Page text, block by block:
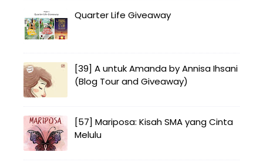
Quarter Life Giveaway
[39] A untuk Amanda by Annisa Ihsani
(Blog Tour and Giveaway)
[57] Mariposa: Kisah SMA yang Cinta
Melulu